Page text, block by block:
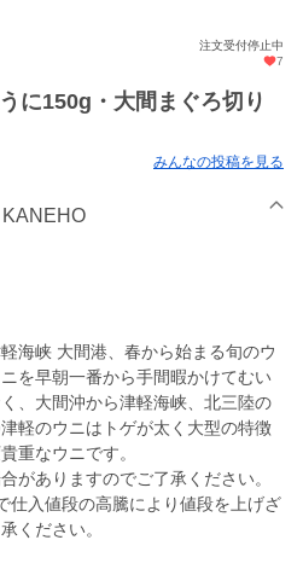
注文受付停止中
7
に150g・大間まぐろ切り
みんなの投稿を見る
海峡 大間港、春から始まる旬のウ
を早朝一番から手間暇かけてむい
、大間沖から津軽海峡、北三陸の
軽のウニはトゲが太く大型の特徴
重なウニです。
がありますのでご了承ください。
仕入値段の高騰により値段を上げざ
ください。